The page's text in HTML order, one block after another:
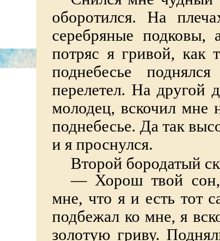
оборотился. На
серебряные
потряс я гривой, как
поднебесье
перелетел. На другой
молодец, вскочил мне
поднебесье. Да так
и я проснулся.
Второй бородатый
— Хорош твой
мне, что я и есть тот
подбежал ко мне, я
золотую гриву.